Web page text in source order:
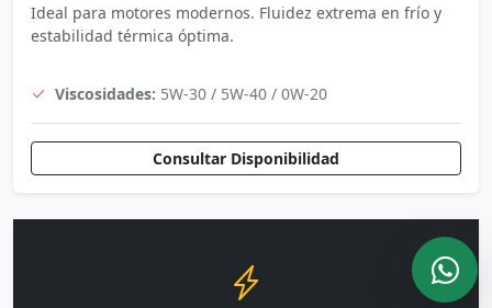
Ideal para motores modernos. Fluidez extrema en frío y
estabilidad térmica óptima.
Viscosidades: 5W-30 / 5W-40 / 0W-20
Consultar Disponibilidad